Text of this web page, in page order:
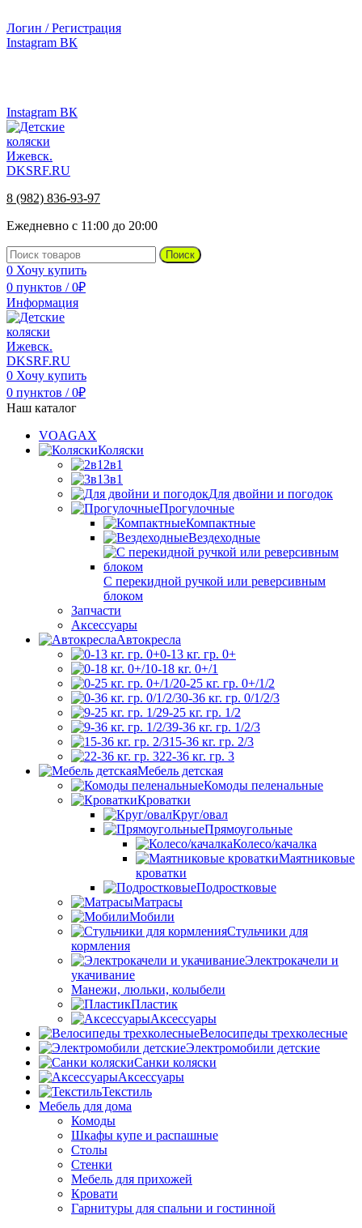
Логин / Регистрация
Instagram ВК
Instagram ВК
8 (982) 836-93-97
Ежедневно с 11:00 до 20:00
Поиск
0 Хочу купить
0 пунктов / 0₽
Информация
0 Хочу купить
0 пунктов / 0₽
Наш каталог
VOAGAX
Коляски
2в1
3в1
Для двойни и погодок
Прогулочные
Компактные
Вездеходные
С перекидной ручкой или реверсивным
блоком
Запчасти
Аксессуары
Автокресла
0-13 кг. гр. 0+
0-18 кг. 0+/1
0-25 кг. гр. 0+/1/2
0-36 кг. гр. 0/1/2/3
9-25 кг. гр. 1/2
9-36 кг. гр. 1/2/3
15-36 кг. гр. 2/3
22-36 кг. гр. 3
Мебель детская
Комоды пеленальные
Кроватки
Круг/овал
Прямоугольные
Колесо/качалка
Маятниковые
кроватки
Подростковые
Матрасы
Мобили
Стульчики для
кормления
Электрокачели и
укачивание
Манежи, люльки, колыбели
Пластик
Аксессуары
Велосипеды трехколесные
Электромобили детские
Санки коляски
Аксессуары
Текстиль
Мебель для дома
Комоды
Шкафы купе и распашные
Столы
Стенки
Мебель для прихожей
Кровати
Гарнитуры для спальни и гостинной